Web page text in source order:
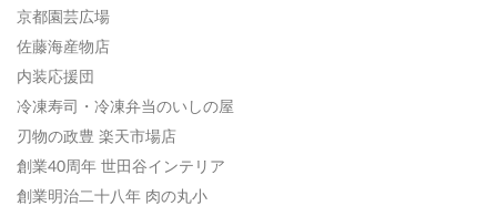
京都園芸広場
佐藤海産物店
内装応援団
冷凍寿司・冷凍弁当のいしの屋
刃物の政豊 楽天市場店
創業40周年 世田谷インテリア
創業明治二十八年 肉の丸小